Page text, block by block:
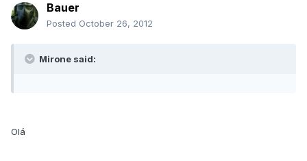
Bauer
Posted October 26, 2012
Mirone said:
Olá